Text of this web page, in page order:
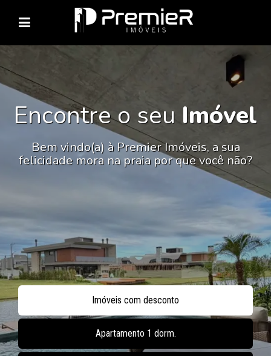
Encontre o seu Imóvel
Bem vindo(a) à Premier Imóveis, a sua
felicidade mora na praia por que você não?
Imóveis com desconto
Apartamento 1 dorm.